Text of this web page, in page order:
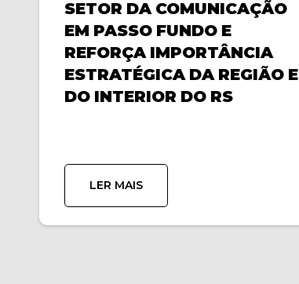
SETOR DA COMUNICAÇÃO
EM PASSO FUNDO E
REFORÇA IMPORTÂNCIA
ESTRATÉGICA DA REGIÃO E
DO INTERIOR DO RS
LER MAIS